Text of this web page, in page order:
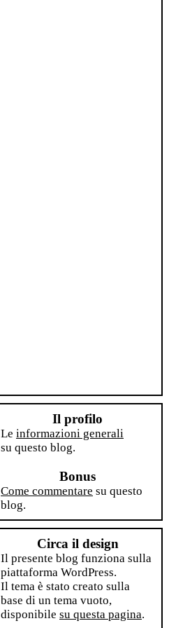
Il profilo
Le informazioni generali
su questo blog.
Bonus
Come commentare su questo
blog.
Circa il design
Il presente blog funziona sulla
piattaforma WordPress.
Il tema è stato creato sulla
base di un tema vuoto,
disponibile su questa pagina.